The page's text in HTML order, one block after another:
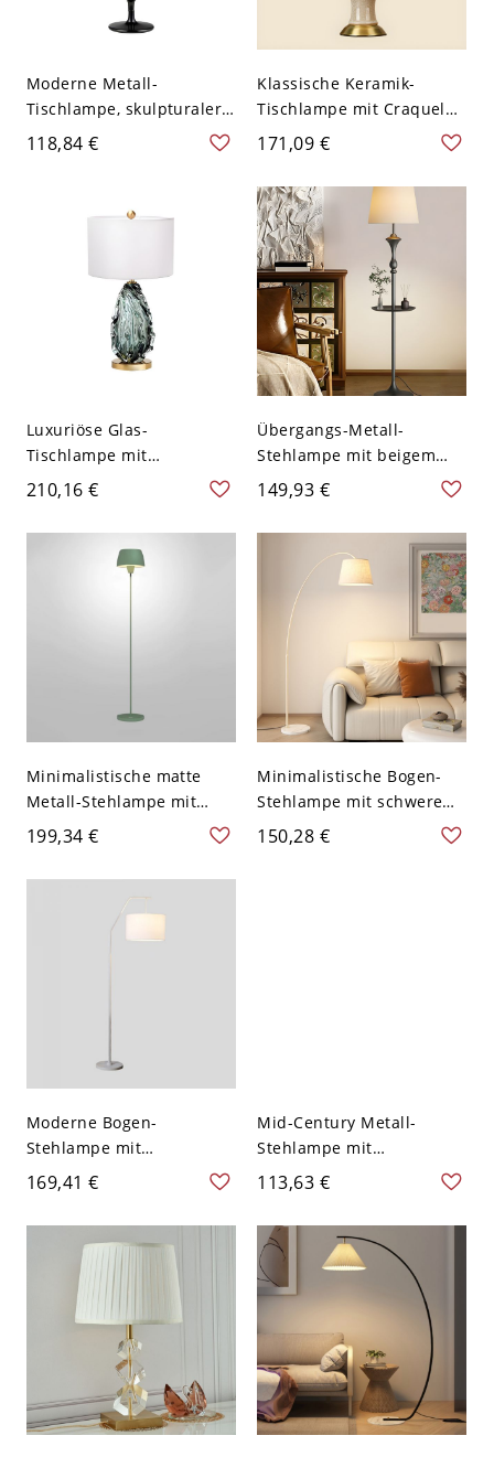
Moderne Metall-
Tischlampe, skulpturaler
gedrechselter Fuß,
stimmungsvolles
Wohnaccessoires - 110V-
118,84 €
Klassische Keramik-
Tischlampe mit Craquelé-
Glasur, plissiertem
Stoffschirm und
Messingakzenten - 110V-
120V 50,8 cm
Orangenpink
171,09 €
Luxuriöse Glas-
Tischlampe mit
Samenstruktur und
goldfarbigem Fuß für
Schlafzimmer und
Wohnzimmer - 110V-120V
Geometrie Weiß
210,16 €
Übergangs-Metall-
Stehlampe mit beigem
Leinen-Trommelschirm
und beschwertem
Trompetenfuß fürs
Wohnzimmer - 110V-120V
Mit Ablagefläche
149,93 €
Minimalistische matte
Metall-Stehlampe mit
Dual-Zonen-Uplight-
Downlight und
beschwertem Sockel -
110V-120V Grün
199,34 €
Minimalistische Bogen-
Stehlampe mit schwerem
Marmorsockel zum Lesen
im Wohnzimmer - 110V-
150,28 €
Moderne Bogen-
Stehlampe mit
strukturiertem
beschwertem Metallsockel
- 110V-120V Nein Weiß
169,41 €
Mid-Century Metall-
Stehlampe mit
beschwertem Tulpenfuß
Leseecke im Wohnzimmer
- Schwarz 110V-120V
113,63 €